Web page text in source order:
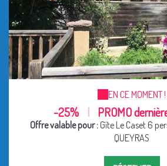
EN CE MOMENT !
-25% | PROMO
Offre valable pour : Gîte Le Caset 6
QUEYRAS